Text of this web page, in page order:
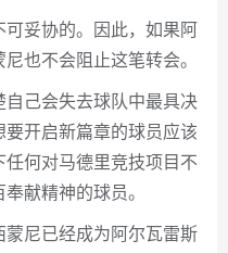
妥协的。因此，如果阿
也不会阻止这笔转会。
己会失去球队中最具决
开启新篇章的球员应该
何对马德里竞技项目不
献精神的球员。
蒙尼已经成为阿尔瓦雷斯